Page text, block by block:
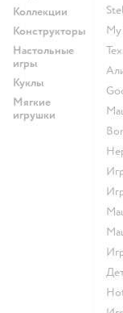
Коллекции
Конструкторы
Настольные
игры
Куклы
Мягкие
игрушки